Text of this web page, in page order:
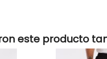
este producto